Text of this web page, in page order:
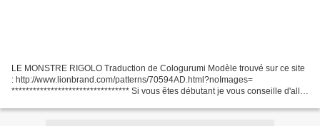
LE MONSTRE RIGOLO Traduction de Cologurumi Modèle trouvé sur ce site
: http://www.lionbrand.com/patterns/70594AD.html?noImages=
********************************* Si vous êtes débutant je vous conseille d'aller